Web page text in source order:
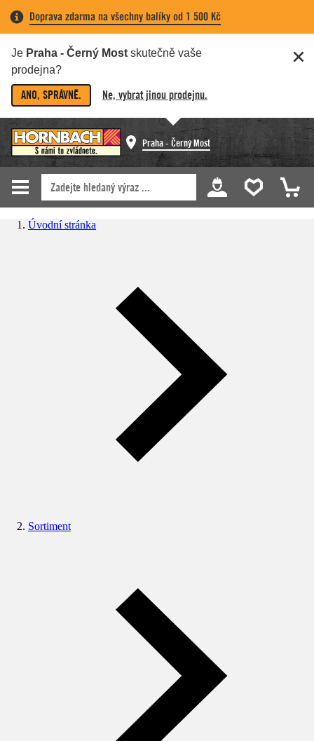
Doprava zdarma na všechny balíky od 1 500 Kč
Je Praha - Černý Most skutečně vaše
prodejna?
ANO, SPRÁVNĚ. Ne, vybrat jinou prodejnu.
Praha - Černý Most
Úvodní stránka
Sortiment